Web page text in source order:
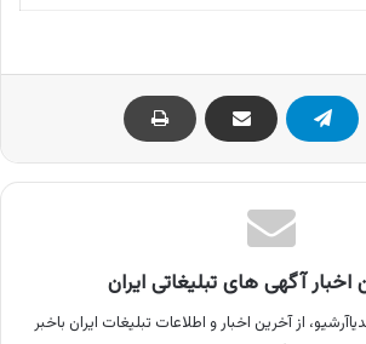
اخبار آگهی های تبلیغاتی ایران
از آخرین اخبار و اطلاعات تبلیغات ایران باخبر